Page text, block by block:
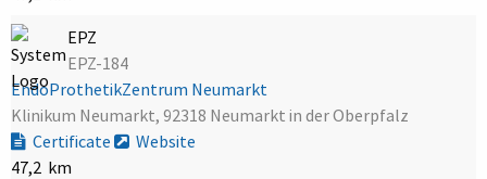
EPZ
EPZ-184
EndoProthetikZentrum Neumarkt
Klinikum Neumarkt, 92318 Neumarkt in der Oberpfalz
Certificate
Website
47,2 km